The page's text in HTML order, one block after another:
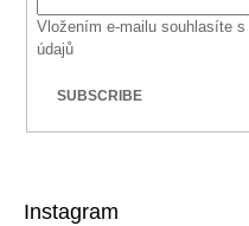
Vložením e-mailu souhlasíte s
údajů
SUBSCRIBE
Instagram